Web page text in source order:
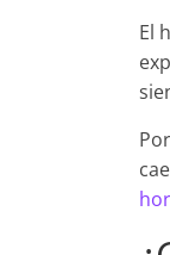
El